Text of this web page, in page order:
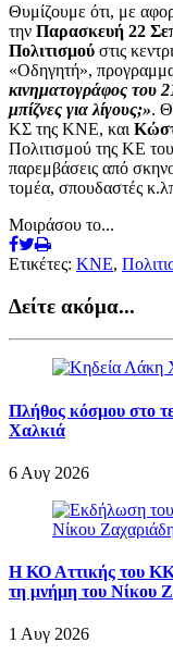
Θυμίζουμε ότι, με
την Παρασκευή 22
Πολιτισμού στις
«Οδηγητή»,
κινηματογράφος του
μπίζνες για λίγους;».
ΚΣ της ΚΝΕ, και
Πολιτισμού της ΚΕ
παρεμβάσεις από
τομέα, σπουδαστές
Μοιράσου το...
Ετικέτες: KNE,
Δείτε ακόμα...
Πλήθος κόσμου στο
Χαλκιά
6 Αυγ 2026
Η ΚΟ Αττικής του
τη μνήμη του Νίκου
1 Αυγ 2026